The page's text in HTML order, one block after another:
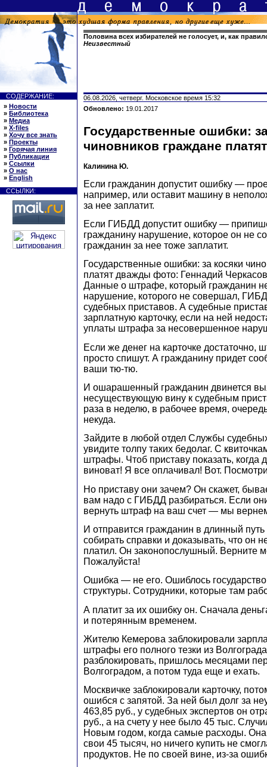
Половина всех избирателей не голосует, и, как
Неизвестный
СОДЕРЖАНИЕ:
» Новости
» Библиотека
» Медиа
» X-files
» Хочу все знать
» Проекты
» Горячая линия
» Публикации
» Ссылки
» О нас
» English
ССЫЛКИ:
06.08.2026, четверг. Московское время 15:32
Обновлено: 19.01.2017
Государственные ошибки:
чиновников граждане
Калинина Ю.
Если гражданин допустит ошибку —
например, или оставит машину в
за нее заплатит.
Если ГИБДД допустит ошибку —
гражданину нарушение, которое он не
гражданин за нее тоже заплатит.
Государственные ошибки: за косяки
платят дважды фото: Геннадий Черкасов
Данные о штрафе, который гражданин
нарушение, которого не совершал,
судебных приставов. А судебные
зарплатную карточку, если на ней
уплаты штрафа за несовершенное
Если же денег на карточке достаточно,
просто спишут. А гражданину придет
ваши тю-тю.
И ошарашенный гражданин двинется
несуществующую вину к судебным
раза в неделю, в рабочее время,
некуда.
Зайдите в любой отдел Службы
увидите толпу таких бедолаг. С
штрафы. Чтоб приставу показать, когда
виноват! Я все оплачивал! Вот.
Но приставу они зачем? Он скажет,
вам надо с ГИБДД разбираться. Если
вернуть штраф на ваш счет — мы
И отправится гражданин в длинный
собирать справки и доказывать, что он
платил. Он законопослушный. Верните
Пожалуйста!
Ошибка — не его. Ошиблось
структуры. Сотрудники, которые там
А платит за их ошибку он. Сначала
и потерянным временем.
Жителю Кемерова заблокировали
штрафы его полного тезки из
разблокировать, пришлось месяцами
Волгоградом, а потом туда еще и ехать.
Москвичке заблокировали карточку,
ошибся с запятой. За ней был долг за
463,85 руб., у судебных экспертов он
руб., а на счету у нее было 45 тыс.
Новым годом, когда самые расходы.
свои 45 тысяч, но ничего купить не
продуктов. Не по своей вине, из-за